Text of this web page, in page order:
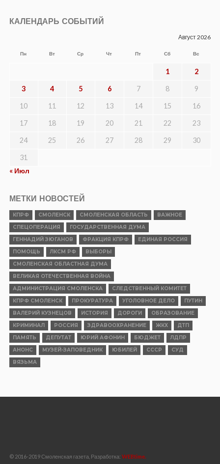
КАЛЕНДАРЬ СОБЫТИЙ
Август 2026
Пн Вт Ср Чт Пт Сб Вс
1 2
3 4 5 6 7 8 9
10 11 12 13 14 15 16
17 18 19 20 21 22 23
24 25 26 27 28 29 30
31
« Июл
МЕТКИ НОВОСТЕЙ
КПРФ СМОЛЕНСК СМОЛЕНСКАЯ ОБЛАСТЬ
ВАЖНОЕ
СПЕЦОПЕРАЦИЯ
ГОСУДАРСТВЕННАЯ ДУМА
ГЕННАДИЙ ЗЮГАНОВ
ФРАКЦИЯ КПРФ
ЕДИНАЯ РОССИЯ
ПОМОЩЬ
ЛКСМ РФ
ВЫБОРЫ
СМОЛЕНСКАЯ ОБЛАСТНАЯ ДУМА
ВЕЛИКАЯ ОТЕЧЕСТВЕННАЯ ВОЙНА
АДМИНИСТРАЦИЯ СМОЛЕНСКА
СЛЕДСТВЕННЫЙ КОМИТЕТ
КПРФ СМОЛЕНСК
ПРОКУРАТУРА УГОЛОВНОЕ ДЕЛО
ПУТИН
ВАЛЕРИЙ КУЗНЕЦОВ
ИСТОРИЯ ДОРОГИ
ОБРАЗОВАНИЕ
КРИМИНАЛ
РОССИЯ ЗДРАВООХРАНЕНИЕ ЖКХ
ДТП
ПАМЯТЬ
ДЕПУТАТ ЮРИЙ АФОНИН БЮДЖЕТ
ЛДПР
АНОНС
МУЗЕЙ-ЗАПОВЕДНИК ЮБИЛЕЙ СССР
СУД
ВЯЗЬМА
© 2016-2019 Смоленская газета, Разработка: WEBtime.